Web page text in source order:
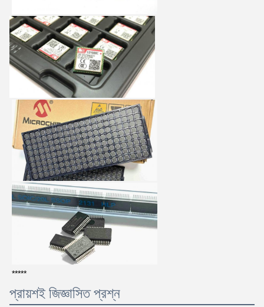
*****
প্রায়শই জিজ্ঞাসিত প্রশ্ন